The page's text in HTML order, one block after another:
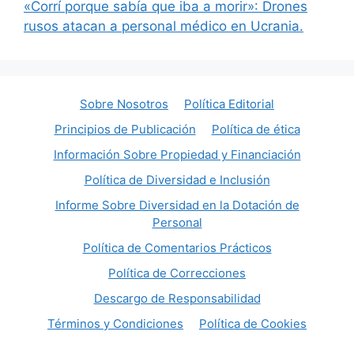
«Corrí porque sabía que iba a morir»: Drones
rusos atacan a personal médico en Ucrania.
Sobre Nosotros
Política Editorial
Principios de Publicación
Política de ética
Información Sobre Propiedad y Financiación
Política de Diversidad e Inclusión
Informe Sobre Diversidad en la Dotación de
Personal
Política de Comentarios Prácticos
Política de Correcciones
Descargo de Responsabilidad
Términos y Condiciones
Política de Cookies